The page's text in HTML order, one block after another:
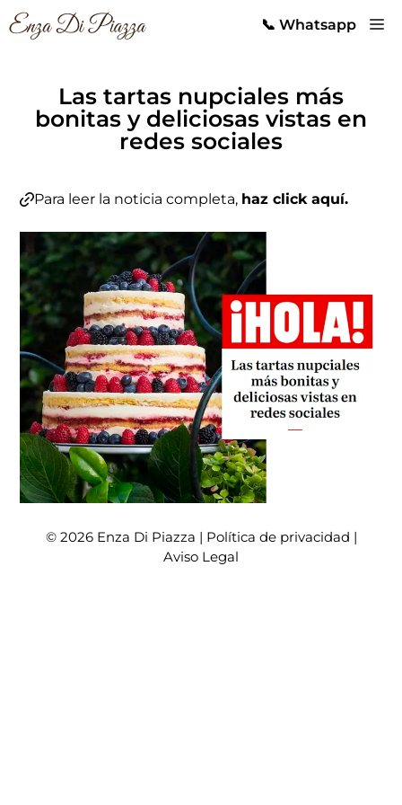
Saltar
al
📞 Whatsapp
Las tartas nupciales más
bonitas y deliciosas vistas en
redes sociales
Para leer la noticia completa, haz click aquí.
© 2026 Enza Di Piazza | Política de privacidad |
Aviso Legal